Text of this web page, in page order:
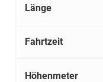
Länge
Fahrtzeit
Höhenmeter